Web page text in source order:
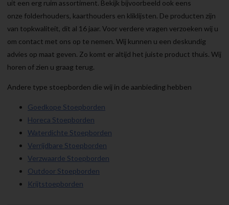
uit een erg ruim assortiment. Bekijk bijvoorbeeld ook eens
onze folderhouders, kaarthouders en kliklijsten. De producten zijn
van topkwaliteit, dit al 16 jaar. Voor verdere vragen verzoeken wij u
om contact met ons op te nemen. Wij kunnen u een deskundig
advies op maat geven. Zo komt er altijd het juiste product thuis. Wij
horen of zien u graag terug.
Andere type stoepborden die wij in de aanbieding hebben
Goedkope Stoepborden
Horeca Stoepborden
Waterdichte Stoepborden
Verrijdbare Stoepborden
Verzwaarde Stoepborden
Outdoor Stoepborden
Krijtstoepborden